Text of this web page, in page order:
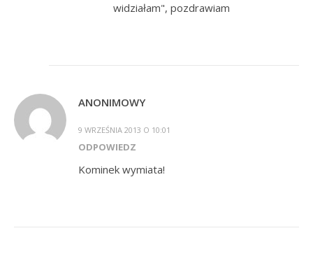
widziałam", pozdrawiam
ANONIMOWY
9 WRZEŚNIA 2013 O 10:01
ODPOWIEDZ
Kominek wymiata!